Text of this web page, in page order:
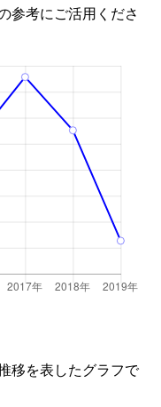
参考にご活用くださ
移を表したグラフで